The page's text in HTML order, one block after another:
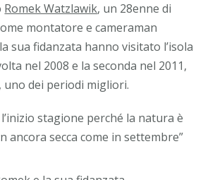
Romek Watzlawik, un 28enne di
montatore e cameraman
sua fidanzata hanno visitato l’isola
nel 2008 e la seconda nel 2011,
uno dei periodi migliori.
stagione perché la natura è
ancora secca come in settembre”